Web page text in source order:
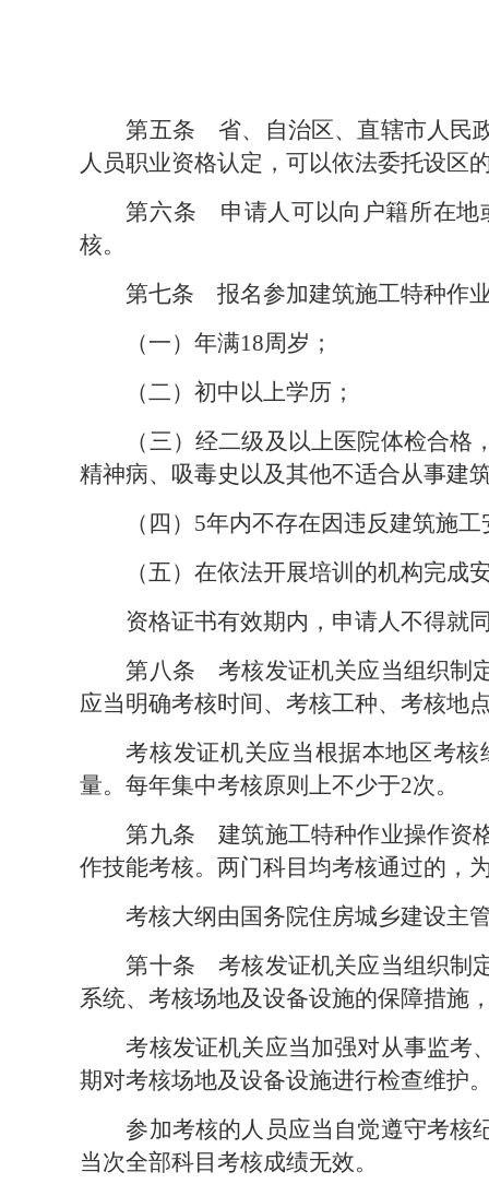
第五条 省、自治区、直辖市人民
人员职业资格认定，可以依法委托设区
第六条 申请人可以向户籍所在
核。
第七条 报名参加建筑施工特种作
（一）年满18周岁；
（二）初中以上学历；
（三）经二级及以上医院体检合
精神病、吸毒史以及其他不适合从事建
（四）5年内不存在因违反建筑施
（五）在依法开展培训的机构完
资格证书有效期内，申请人不得就
第八条 考核发证机关应当组织制
应当明确考核时间、考核工种、考核地
考核发证机关应当根据本地区考
量。每年集中考核原则上不少于2次。
第九条 建筑施工特种作业操作资
作技能考核。两门科目均考核通过的，
考核大纲由国务院住房城乡建设主
第十条 考核发证机关应当组织制
系统、考核场地及设备设施的保障措施
考核发证机关应当加强对从事监考
期对考核场地及设备设施进行检查维护
参加考核的人员应当自觉遵守考核
当次全部科目考核成绩无效。